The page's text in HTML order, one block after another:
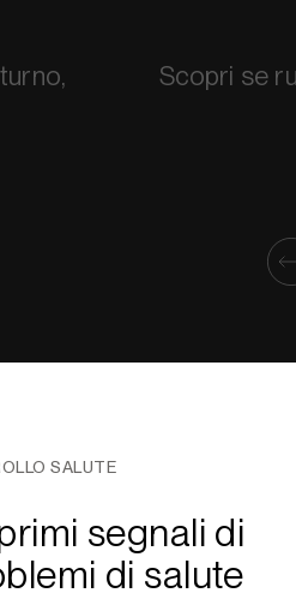
Scopri se
SALUTE
segnali di
di salute